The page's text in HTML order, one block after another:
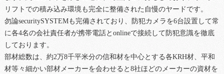
リフトでの積み込み環境も完全に整備された自慢のヤードです。
勿論securitySYSTEMも完備されており、防犯カメラを6台設置して常
に各4名の会社責任者が携帯電話とonlineで接続して防犯意識を徹底
しております。
部材総数は、約2万8千平米分の信和材を中心とする各KRH材、平和
材等々細かい部材メーカーを会わせると8社ほどのメーカーの資材を